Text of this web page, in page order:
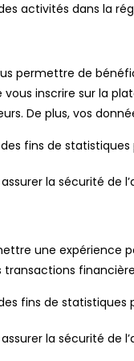
activités dans la
permettre de
inscrire sur la
De plus, vos
fins de
la sécurité de
une expérience
fins de
la sécurité de